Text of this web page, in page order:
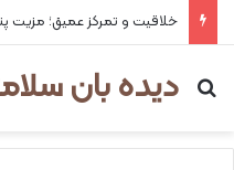
خلاقیت و تمرکز عمیق؛ مزیت
دیده بان
جستجو برای